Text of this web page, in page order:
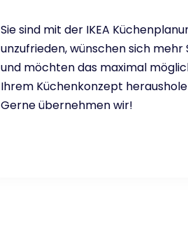
Sie sind mit der IKEA
unzufrieden, wünschen sich mehr
und möchten das maximal
Ihrem Küchenkonzept
Gerne übernehmen wir!